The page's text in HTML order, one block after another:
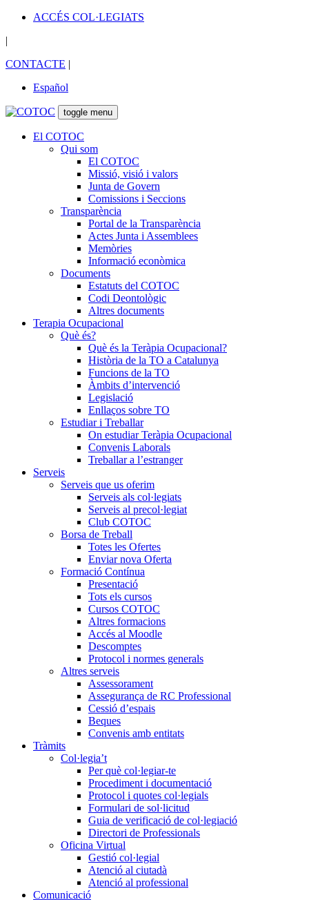
ACCÉS COL·LEGIATS
|
CONTACTE |
Español
toggle menu
El COTOC
Qui som
El COTOC
Missió, visió i valors
Junta de Govern
Comissions i Seccions
Transparència
Portal de la Transparència
Actes Junta i Assemblees
Memòries
Informació econòmica
Documents
Estatuts del COTOC
Codi Deontològic
Altres documents
Terapia Ocupacional
Què és?
Què és la Teràpia Ocupacional?
Història de la TO a Catalunya
Funcions de la TO
Àmbits d’intervenció
Legislació
Enllaços sobre TO
Estudiar i Treballar
On estudiar Teràpia Ocupacional
Convenis Laborals
Treballar a l’estranger
Serveis
Serveis que us oferim
Serveis als col·legiats
Serveis al precol·legiat
Club COTOC
Borsa de Treball
Totes les Ofertes
Enviar nova Oferta
Formació Contínua
Presentació
Tots els cursos
Cursos COTOC
Altres formacions
Accés al Moodle
Descomptes
Protocol i normes generals
Altres serveis
Assessorament
Assegurança de RC Professional
Cessió d’espais
Beques
Convenis amb entitats
Tràmits
Col·legia’t
Per què col·legiar-te
Procediment i documentació
Protocol i quotes col·legials
Formulari de sol·licitud
Guia de verificació de col·legiació
Directori de Professionals
Oficina Virtual
Gestió col·legial
Atenció al ciutadà
Atenció al professional
Comunicació